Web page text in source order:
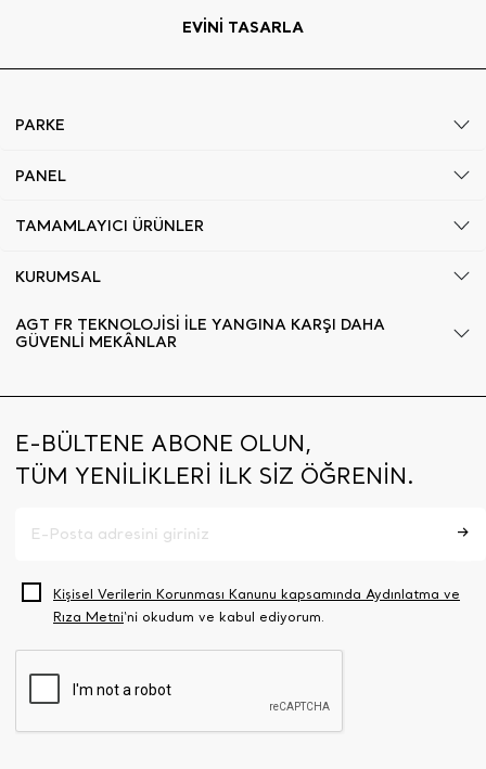
EVİNİ TASARLA
PARKE
PANEL
TAMAMLAYICI ÜRÜNLER
KURUMSAL
AGT FR TEKNOLOJİSİ İLE YANGINA KARŞI DAHA
GÜVENLİ MEKÂNLAR
E-BÜLTENE ABONE OLUN,
TÜM YENİLİKLERİ İLK SİZ ÖĞRENİN.
Kişisel Verilerin Korunması Kanunu kapsamında Aydınlatma ve
Rıza Metni‘ni okudum ve kabul ediyorum.